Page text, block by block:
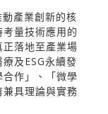
產業創新的核
量技術應用的
落地至產業場
及ESG永續發
作」、「微學
具理論與實務